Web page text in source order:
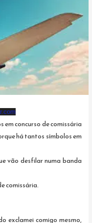
em concurso de comissária
há tantos símbolos em
vão desfilar numa banda
comissária.
exclamei comigo mesmo,